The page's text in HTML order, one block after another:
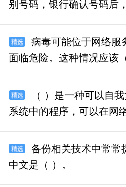
别号码，银行确认号码后
病毒可能位于网络服
面临危险。这种情况应该
（ ）是一种可以自
系统中的程序，可以在网
备份相关技术中常常
中文是（ ）。